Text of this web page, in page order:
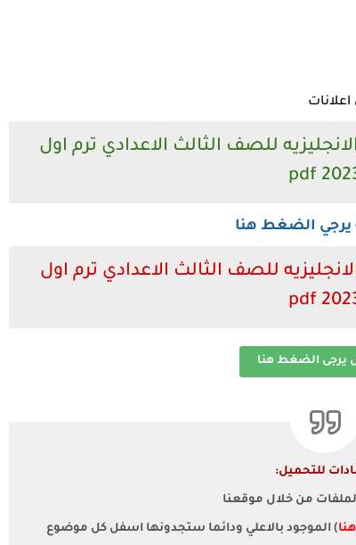
للصف الثالث الاعدادي ترم اول
2023
يرجي الضغط هنا
للصف الثالث الاعدادي ترم اول
2023
يرجى الضغط هنا
للتحميل:
من خلال موقعنا
) الموجود بالاعلي ودائما ستجدونها اسفل كل موضوع